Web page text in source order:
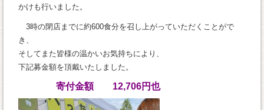
かけも行いました。
3時の閉店までに約600食分を召し上がっていただくことがで
き、
そしてまた皆様の温かいお気持ちにより、
下記募金額を頂戴いたしました。
寄付金額 12,706円也